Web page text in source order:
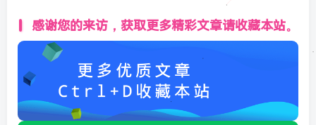
感谢您的来访，获取更多精彩文章请收藏本站。